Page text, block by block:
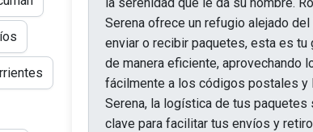
Serena ofrece un refugio alejado
enviar o recibir paquetes, esta es
de manera eficiente, aprovechando
fácilmente a los códigos postales y
Serena, la logística de tus
clave para facilitar tus envíos y